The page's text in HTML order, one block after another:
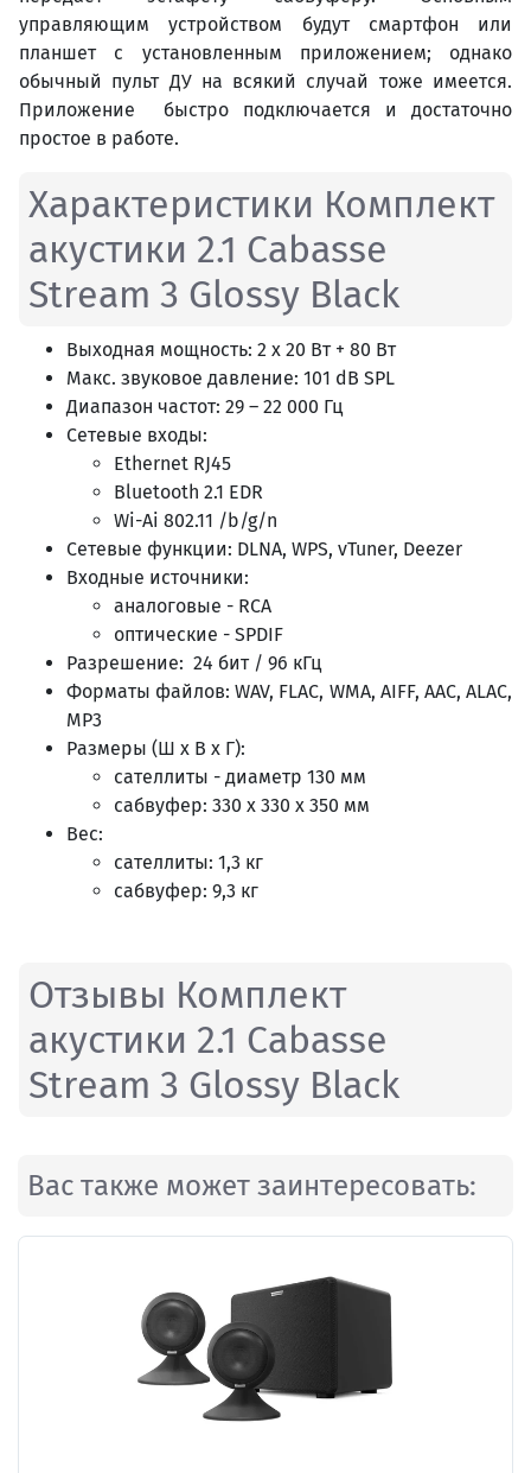
управляющим устройством будут смартфон или
планшет с установленным приложением; однако
обычный пульт ДУ на всякий случай тоже имеется.
Приложение быстро подключается и достаточно
простое в работе.
Характеристики Комплект
акустики 2.1 Cabasse
Stream 3 Glossy Black
Выходная мощность: 2 x 20 Вт + 80 Вт
Макс. звуковое давление: 101 dB SPL
Диапазон частот: 29 – 22 000 Гц
Сетевые входы:
Ethernet RJ45
Bluetooth 2.1 EDR
Wi-Аi 802.11 /b/g/n
Сетевые функции: DLNA, WPS, vTuner, Deezer
Входные источники:
аналоговые - RCA
оптические - SPDIF
Разрешение: 24 бит / 96 кГц
Форматы файлов: WAV, FLAC, WMA, AIFF, AAC, ALAC,
MP3
Размеры (Ш x В х Г):
сателлиты - диаметр 130 мм
сабвуфер: 330 x 330 x 350 мм
Вес:
сателлиты: 1,3 кг
сабвуфер: 9,3 кг
Отзывы Комплект
акустики 2.1 Cabasse
Stream 3 Glossy Black
Вас также может заинтересовать: